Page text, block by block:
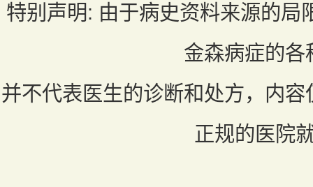
特别声明: 由于病史资料来源的局
金森病症的各
并不代表医生的诊断和处方，内
正规的医院